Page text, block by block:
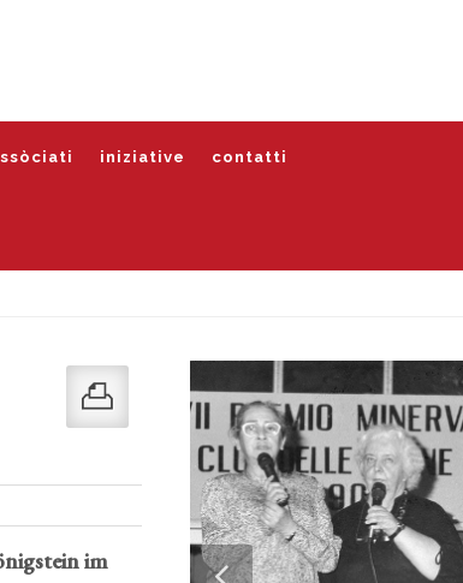
iniziative contatti
im